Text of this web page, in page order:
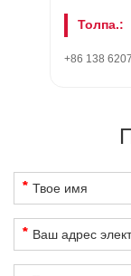
Толпа.:
+86 138